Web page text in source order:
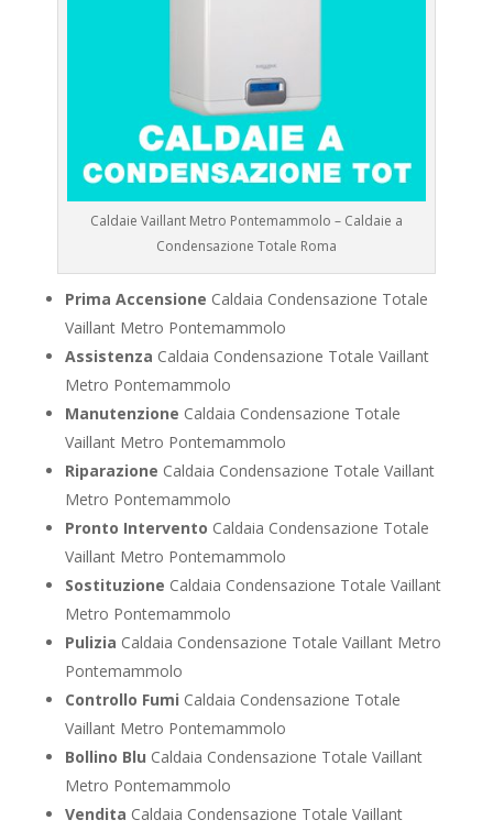
Caldaie Vaillant Metro Pontemammolo – Caldaie a
Condensazione Totale Roma
Prima Accensione Caldaia Condensazione Totale
Vaillant Metro Pontemammolo
Assistenza Caldaia Condensazione Totale Vaillant
Metro Pontemammolo
Manutenzione Caldaia Condensazione Totale
Vaillant Metro Pontemammolo
Riparazione Caldaia Condensazione Totale Vaillant
Metro Pontemammolo
Pronto Intervento Caldaia Condensazione Totale
Vaillant Metro Pontemammolo
Sostituzione Caldaia Condensazione Totale Vaillant
Metro Pontemammolo
Pulizia Caldaia Condensazione Totale Vaillant Metro
Pontemammolo
Controllo Fumi Caldaia Condensazione Totale
Vaillant Metro Pontemammolo
Bollino Blu Caldaia Condensazione Totale Vaillant
Metro Pontemammolo
Vendita Caldaia Condensazione Totale Vaillant